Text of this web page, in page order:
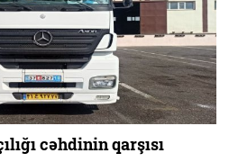
cəhdinin qarşısı